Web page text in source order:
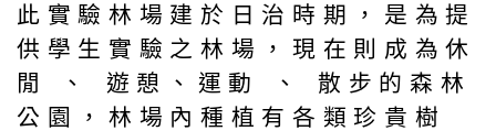
此實驗林場建於日治時期，是為提
供學生實驗之林場，現在則成為休
閒 、 遊憩、運動 、 散步的森林
公園，林場內種植有各類珍貴樹